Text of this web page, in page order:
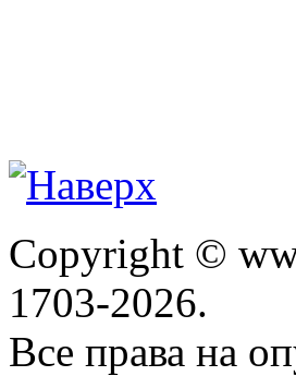
Copyright ©
1703-2026.
Все права на